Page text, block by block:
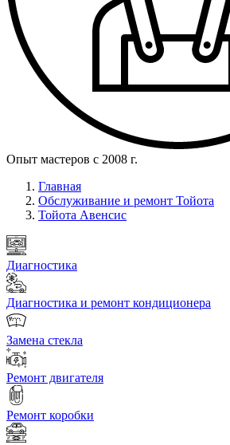
Опыт мастеров с 2008 г.
Главная
Обслуживание и ремонт Тойота
Тойота Авенсис
Диагностика
Диагностика и ремонт кондиционера
Замена стекла
Ремонт двигателя
Ремонт коробки